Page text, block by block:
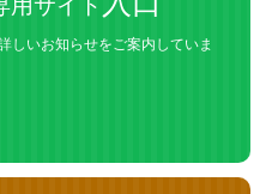
しいお知らせをご案内していま